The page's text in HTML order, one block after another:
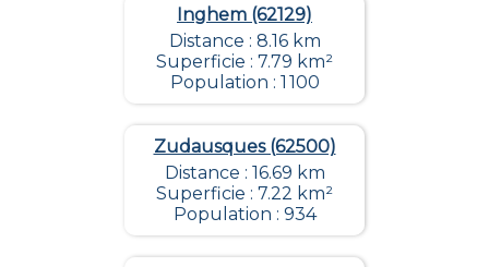
Inghem (62129)
Distance : 8.16 km
Superficie : 7.79 km²
Population : 1 100
Zudausques (62500)
Distance : 16.69 km
Superficie : 7.22 km²
Population : 934